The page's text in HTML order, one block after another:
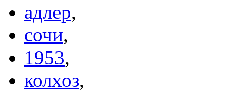
адлер,
сочи,
1953,
колхоз,